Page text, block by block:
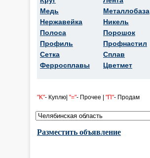
Медь
Нержавейка
Полоса
Профиль
Сетка
Ферросплавы
Металлобаза
Никель
Порошок
Профнастил
Сплав
Цветмет
"K"- Куплю| "="- Прочее | "П"- Продам
Разместить объявление